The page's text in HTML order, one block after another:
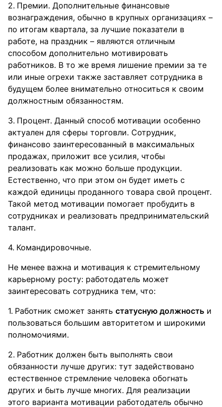
Премии. Дополнительные финансовые
вознаграждения, обычно в крупных организациях –
по итогам квартала, за лучшие показатели в
работе, на праздник – являются отличным
способом дополнительно мотивировать
работников. В то же время лишение премии за те
или иные огрехи также заставляет сотрудника в
будущем более внимательно относиться к своим
должностным обязанностям.
Процент. Данный способ мотивации особенно
актуален для сферы торговли. Сотрудник,
финансово заинтересованный в максимальных
продажах, приложит все усилия, чтобы
реализовать как можно больше продукции.
Естественно, что при этом он будет иметь с
каждой единицы проданного товара свой процент.
Такой метод мотивации помогает пробудить в
сотрудниках и реализовать предпринимательский
талант.
Командировочные.
Не менее важна и мотивация к стремительному
карьерному росту: работодатель может
заинтересовать сотрудника тем, что:
Работник сможет занять статусную должность и
пользоваться большим авторитетом и широкими
полномочиями.
Работник должен быть выполнять свои
обязанности лучше других: тут задействовано
естественное стремление человека обогнать
других и быть лучше многих. Для реализации
этого варианта мотивации работодатель обычно